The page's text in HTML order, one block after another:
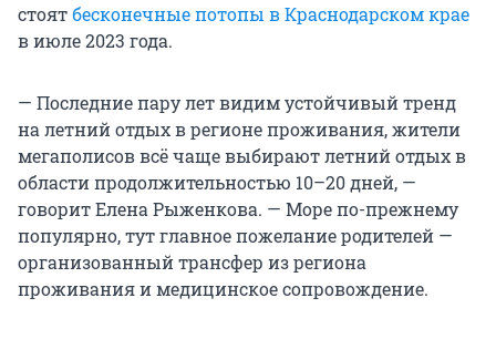
стоятбесконечные потопы в Краснодарском крае
в июле 2023 года.
— Последние пару лет видим устойчивый тренд
на летний отдых в регионе проживания, жители
мегаполисов всё чаще выбирают летний отдых в
области продолжительностью 10–20 дней, —
говорит Елена Рыженкова. — Море по-прежнему
популярно, тут главное пожелание родителей —
организованный трансфер из региона
проживания и медицинское сопровождение.